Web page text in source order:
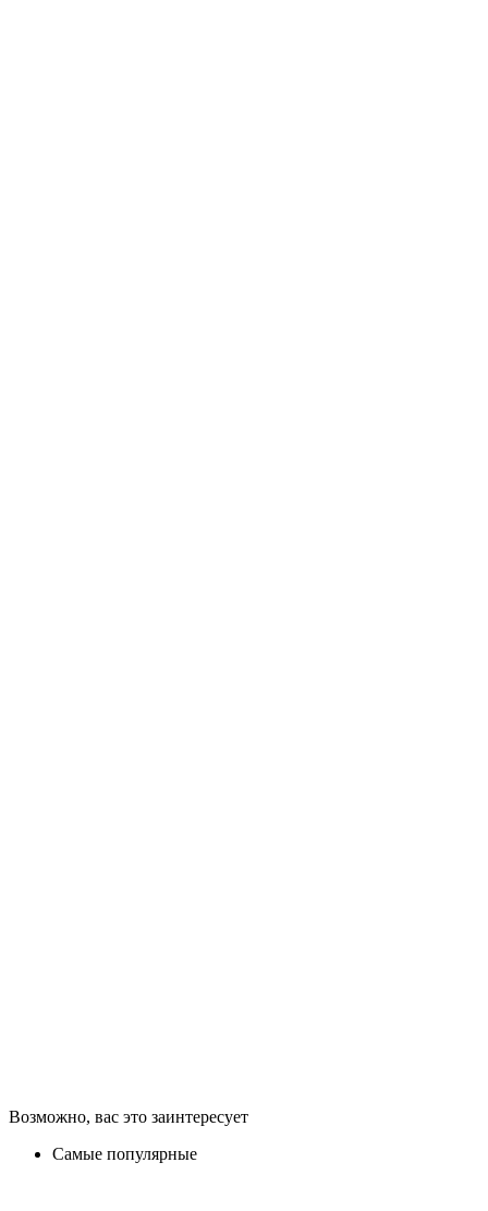
Возможно, вас это заинтересует
Самые популярные